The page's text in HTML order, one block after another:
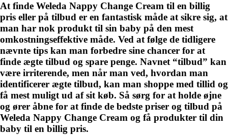
At finde Weleda Nappy Change Cream til en billig
pris eller på tilbud er en fantastisk måde at sikre sig, at
man har nok produkt til sin baby på den mest
omkostningseffektive måde. Ved at følge de tidligere
nævnte tips kan man forbedre sine chancer for at
finde ægte tilbud og spare penge. Navnet “tilbud” kan
være irriterende, men når man ved, hvordan man
identificerer ægte tilbud, kan man shoppe med tillid og
få mest muligt ud af sit køb. Så sørg for at holde øjne
og ører åbne for at finde de bedste priser og tilbud på
Weleda Nappy Change Cream og få produkter til din
baby til en billig pris.